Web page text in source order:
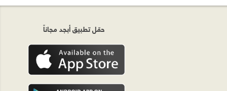
حمّل تطبيق أبجد مجاناً